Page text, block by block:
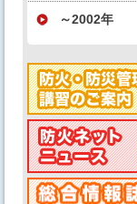
～2002年